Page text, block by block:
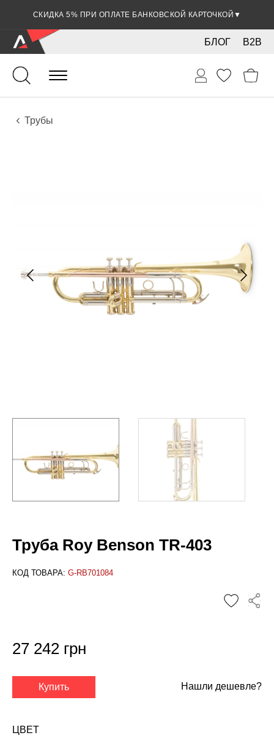
СКИДКА 5% ПРИ ОПЛАТЕ БАНКОВСКОЙ КАРТОЧКОЙ ▼
B2B
БЛОГ
Духовые
Медные
Инструменты
Трубы
Труба Roy Benson TR-403
КОД ТОВАРА: G-RB701084
✕
27 242 грн
Купить Нашли дешевле?
ЦВЕТ